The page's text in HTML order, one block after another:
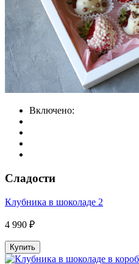
Включено:
Сладости
Клубника в шоколаде 2
4 990 ₽
Купить